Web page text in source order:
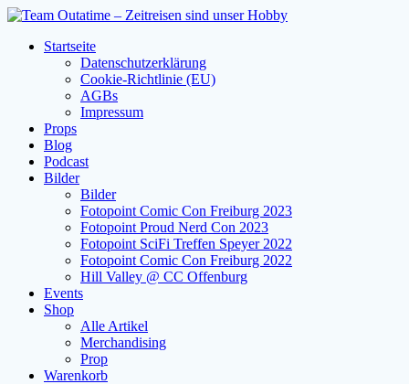
Zum
springenStartseite
Datenschutzerklärung
Cookie-Richtlinie (EU)
AGBs
Impressum
Props
Blog
Podcast
Bilder
Bilder
Fotopoint Comic Con Freiburg 2023
Fotopoint Proud Nerd Con 2023
Fotopoint SciFi Treffen Speyer 2022
Fotopoint Comic Con Freiburg 2022
Hill Valley @ CC Offenburg
Events
Shop
Alle Artikel
Merchandising
Prop
Warenkorb